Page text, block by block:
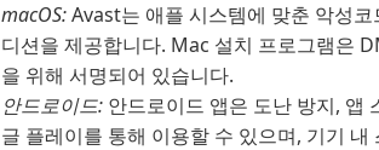
macOS:Avast는 애플 시스템에 맞춘 악성
디션을 제공합니다. Mac 설치 프로그램은
을 위해 서명되어 있습니다.
안드로이드: 안드로이드 앱은 도난 방지, 앱
글 플레이를 통해 이용할 수 있으며, 기기